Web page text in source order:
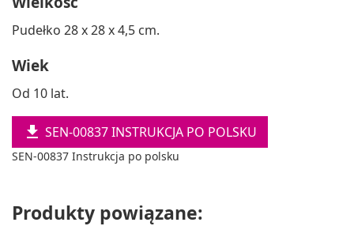
Pudełko 28 x 28 x 4,5 cm.
Wiek
Od 10 lat.
 SEN-00837 INSTRUKCJA PO POLSKU
SEN-00837 Instrukcja po polsku
Produkty powiązane: